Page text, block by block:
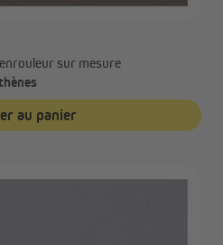
sur mesure
au panier